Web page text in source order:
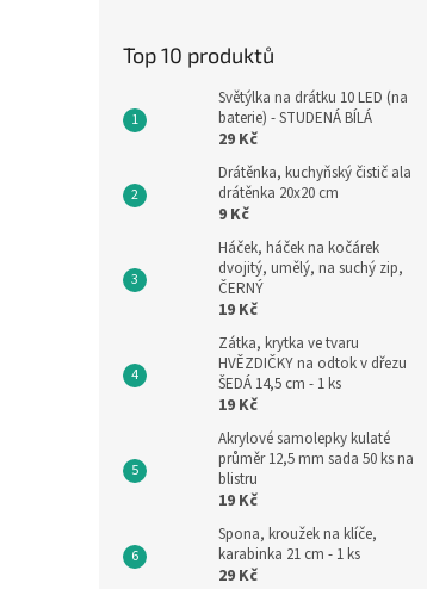
Top 10 produktů
Světýlka na drátku 10 LED (na
baterie) - STUDENÁ BÍLÁ
29 Kč
Drátěnka, kuchyňský čistič ala
drátěnka 20x20 cm
9 Kč
Háček, háček na kočárek
dvojitý, umělý, na suchý zip,
ČERNÝ
19 Kč
Zátka, krytka ve tvaru
HVĚZDIČKY na odtok v dřezu
ŠEDÁ 14,5 cm - 1 ks
19 Kč
Akrylové samolepky kulaté
průměr 12,5 mm sada 50 ks na
blistru
19 Kč
Spona, kroužek na klíče,
karabinka 21 cm - 1 ks
29 Kč